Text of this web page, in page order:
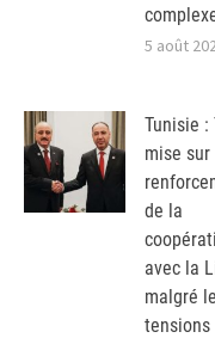
5 août
Tunisie :
mise sur
de la
avec la
malgré
tensions